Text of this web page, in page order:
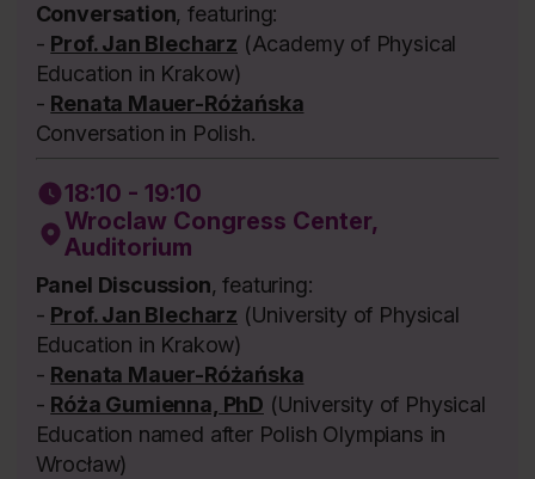
Conversation, featuring:
- Prof. Jan Blecharz (Academy of Physical
Education in Krakow)
- Renata Mauer-Różańska
Conversation in Polish.
18:10 - 19:10
Wroclaw Congress Center,
Auditorium
Panel Discussion, featuring:
- Prof. Jan Blecharz (University of Physical
Education in Krakow)
- Renata Mauer-Różańska
- Róża Gumienna, PhD (University of Physical
Education named after Polish Olympians in
Wrocław)